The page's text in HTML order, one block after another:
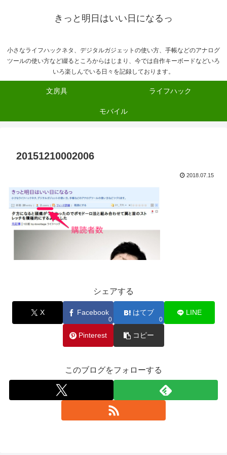
きっと明日はいい日になるっ
小さなライフハックネタ、デジタルガジェットの使い方、手帳などのアナログ
ツールの使い方など綴るところからはじまり、今では自作キーボードなどいろ
いろ楽しんでいる日々を記録しております。
文房具 ライフハック
モバイル
20151210002006
2018.07.15
シェアする
X Facebook
0
はてブ
0
LINE
Pinterest コピー
このブログをフォローする